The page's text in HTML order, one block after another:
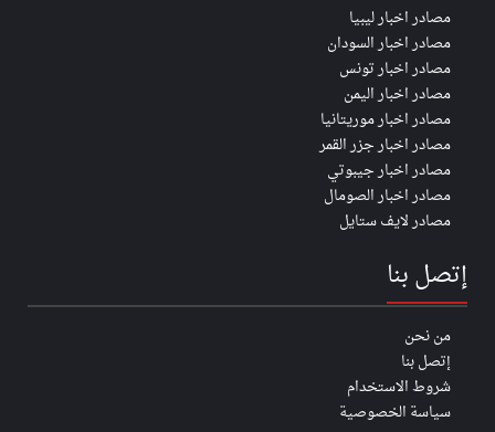
مصادر اخبار ليبيا
مصادر اخبار السودان
مصادر اخبار تونس
مصادر اخبار اليمن
مصادر اخبار موريتانيا
مصادر اخبار جزر القمر
مصادر اخبار جيبوتي
مصادر اخبار الصومال
مصادر لايف ستايل
إتصل بنا
من نحن
إتصل بنا
شروط الاستخدام
سياسة الخصوصية